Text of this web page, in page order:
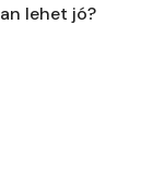
lehet jó?